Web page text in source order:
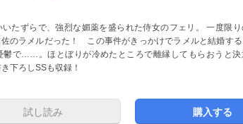
たずらで、強烈な媚薬を盛られた侍女のフェリ。 一度限
のラメルだった！ この事件がきっかけでラメルと結婚す
鬱で……。ほとぼりが冷めたところで離縁してもらおうと決
下ろしSSも収録！
試し読み 購入する